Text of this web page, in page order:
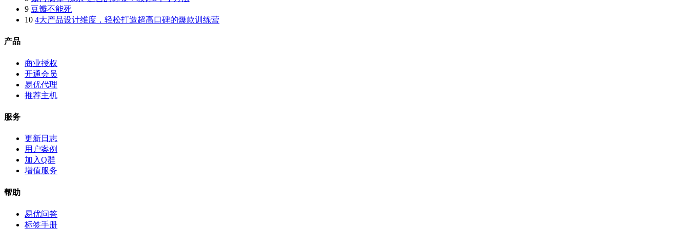
9 豆瓣不能死
10 4大产品设计维度，轻松打造超高口碑的爆款训练营
产品
商业授权
开通会员
易优代理
推荐主机
服务
更新日志
用户案例
加入Q群
增值服务
帮助
易优问答
标签手册